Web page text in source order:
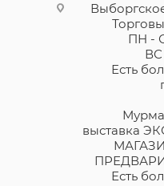
ПН -
ВС
Есть
выставка
Есть